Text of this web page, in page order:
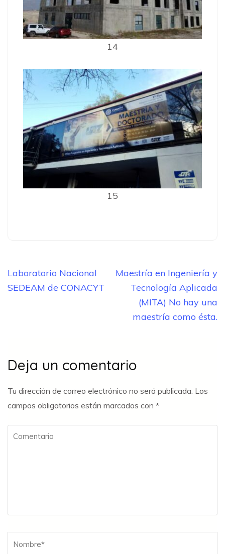
14
15
Navegación
de
Laboratorio Nacional
SEDEAM de CONACYT
Maestría en Ingeniería y
Tecnología Aplicada
(MITA) No hay una
maestría como ésta.
Deja un comentario
Tu dirección de correo electrónico no será publicada. Los
campos obligatorios están marcados con *
Comentario